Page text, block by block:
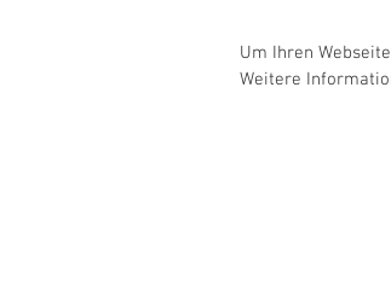
Um Ihren
Weitere